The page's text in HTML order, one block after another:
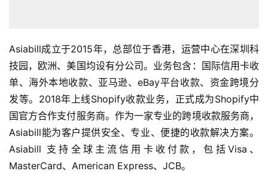
Asiabill成立于2015年，总部位于香港，运营中心在深圳科
技园，欧洲、美国均设有分公司。业务包含：国际信用卡收
单、海外本地收款、亚马逊、eBay平台收款、资金跨境分
发等。2018年上线Shopify收款业务，正式成为Shopify中
国官方合作支付服务商。作为一家专业的跨境收款服务商，
Asiabill能为客户提供安全、专业、便捷的收款解决方案。
Asiabill 支持全球主流信用卡收付款，包括Visa、
MasterCard、American Express、JCB。